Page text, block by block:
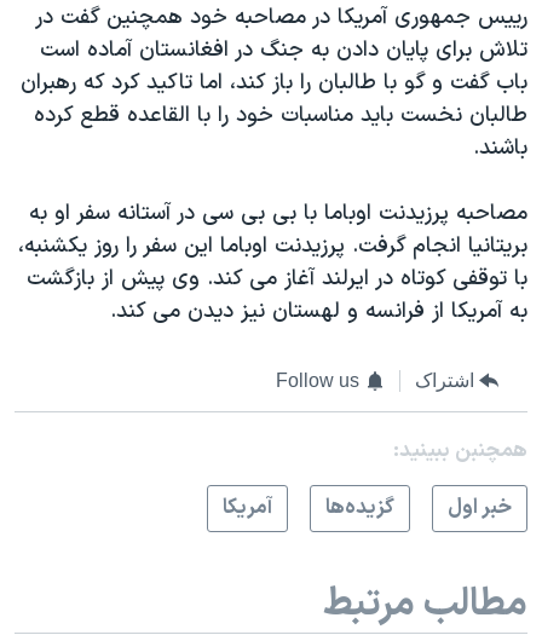
رییس جمهوری آمریکا در مصاحبه خود همچنين گفت در
تلاش برای پايان دادن به جنگ در افغانستان آماده است
باب گفت و گو با طالبان را باز کند، اما تاکيد کرد که رهبران
طالبان نخست بايد مناسبات خود را با القاعده قطع کرده
باشند.
مصاحبه پرزيدنت اوباما با بی بی سی در آستانه سفر او به
بريتانيا انجام گرفت. پرزيدنت اوباما اين سفر را روز يکشنبه،
با توقفی کوتاه در ايرلند آغاز می کند. وی پيش از بازگشت
به آمريکا از فرانسه و لهستان نيز ديدن می کند.
اشتراک Follow us
همچنبن ببینید:
خبر اول
گزيده‌ها آمريکا
مطالب مرتبط